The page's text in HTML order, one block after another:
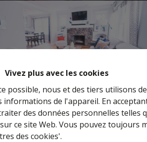
Vivez plus avec les cookies
possible, nous et des tiers utilisons
de l'appareil. En
des données personnelles telles
ce site Web. Vous pouvez toujours
des cookies'.
Appartement
1000 Brussel
de connaître la valeur de votre
maison ?
Estimation gratuite